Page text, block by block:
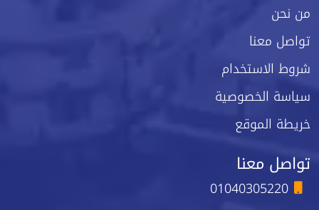
من نحن
تواصل معنا
شروط الاستخدام
سياسة الخصوصية
خريطة الموقع
تواصل معنا
01040305220